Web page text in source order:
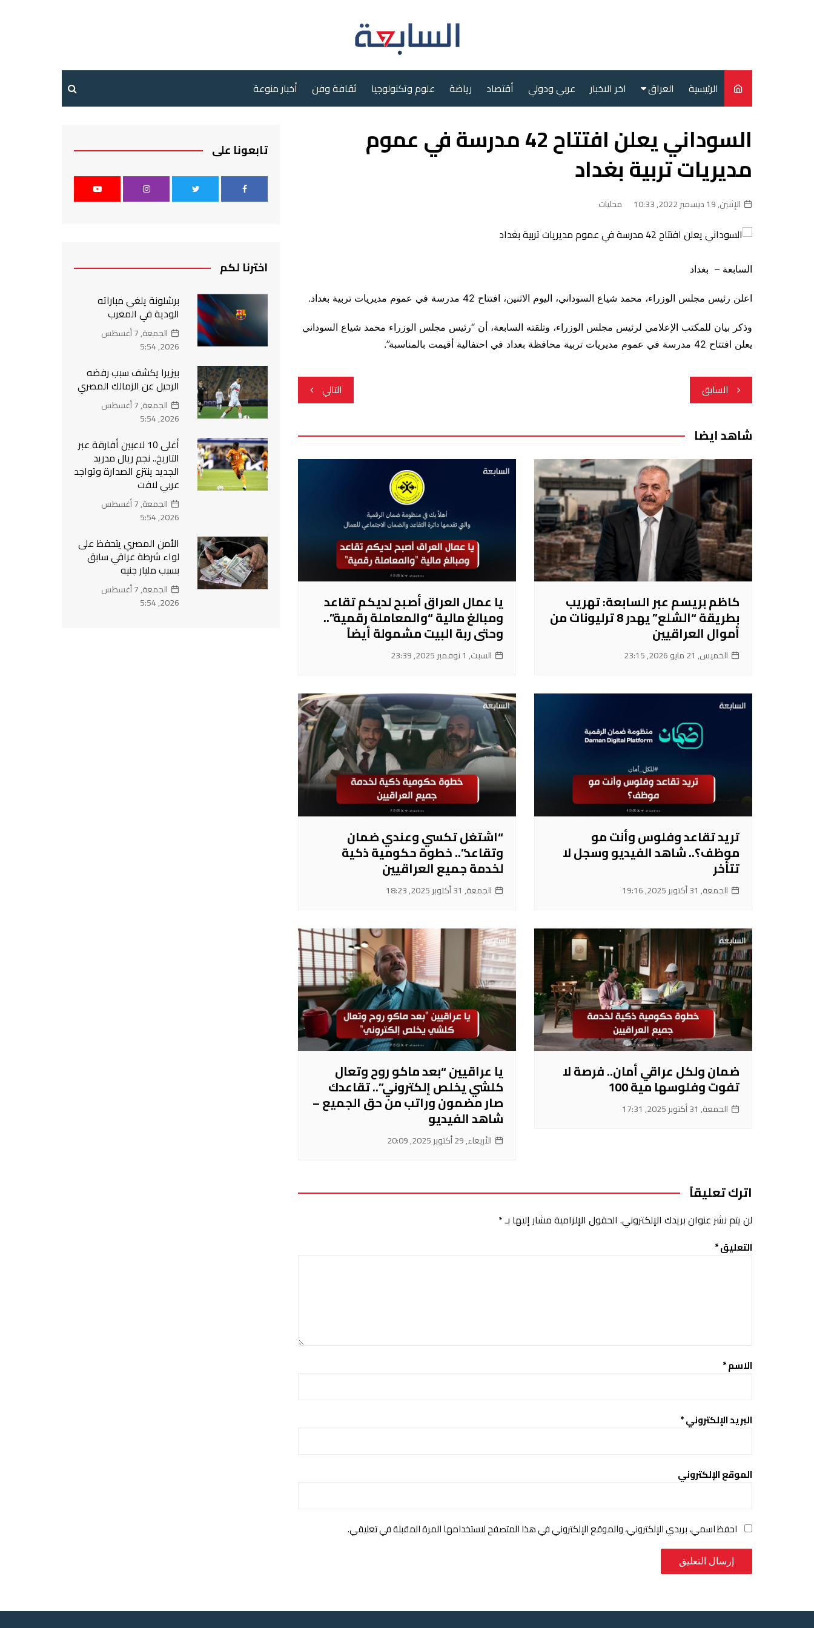
الرئيسية العراق
سياسة
محليات
اخر الاخبار عربي ودولي أقتصاد رياضة علوم وتكنولوجيا ثقافة وفن أخبار منوعة
السوداني يعلن افتتاح 42 مدرسة في عموم
مديريات تربية بغداد
الإثنين, 19 ديسمبر 2022, 10:33 محليات
السابعة – بغداد
اعلن رئيس مجلس الوزراء، محمد شياع السوداني، اليوم الاثنين، افتتاح 42 مدرسة في عموم مديريات تربية بغداد.
وذكر بيان للمكتب الإعلامي لرئيس مجلس الوزراء، وتلقته السابعة، أن “رئيس مجلس الوزراء محمد شياع السوداني
يعلن افتتاح 42 مدرسة في عموم مديريات تربية محافظة بغداد في احتفالية أقيمت بالمناسبة”.
تصفّح
المقالات
السابق التالي
شاهد ايضا
كاظم بريسم عبر السابعة: تهريب
بطريقة “الشلع” يهدر 8 ترليونات من
أموال العراقيين
الخميس, 21 مايو 2026, 23:15
يا عمال العراق أصبح لديكم تقاعد
ومبالغ مالية “والمعاملة رقمية”..
وحتى ربة البيت مشمولة أيضاً
السبت, 1 نوفمبر 2025, 23:39
تريد تقاعد وفلوس وأنت مو
موظف؟.. شاهد الفيديو وسجل لا
تتأخر
الجمعة, 31 أكتوبر 2025, 19:16
“اشتغل تكسي وعندي ضمان
وتقاعد”.. خطوة حكومية ذكية
لخدمة جميع العراقيين
الجمعة, 31 أكتوبر 2025, 18:23
ضمان ولكل عراقي أمان.. فرصة لا
تفوت وفلوسها مية 100
الجمعة, 31 أكتوبر 2025, 17:31
يا عراقيين “بعد ماكو روح وتعال
كلشي يخلص إلكتروني”.. تقاعدك
صار مضمون وراتب من حق الجميع –
شاهد الفيديو
الأربعاء, 29 أكتوبر 2025, 20:09
اترك تعليقاً
لن يتم نشر عنوان بريدك الإلكتروني. الحقول الإلزامية مشار إليها بـ*
التعليق*
الاسم*
البريد الإلكتروني*
الموقع الإلكتروني
احفظ اسمي، بريدي الإلكتروني، والموقع الإلكتروني في هذا المتصفح لاستخدامها المرة المقبلة في تعليقي.
تابعونا على
اخترنا لكم
برشلونة يلغي مباراته
الودية في المغرب
الجمعة, 7 أغسطس
2026, 5:54
بيزيرا يكشف سبب رفضه
الرحيل عن الزمالك المصري
الجمعة, 7 أغسطس
2026, 5:54
أغلى 10 لاعبين أفارقة عبر
التاريخ.. نجم ريال مدريد
الجديد ينتزع الصدارة وتواجد
عربي لافت
الجمعة, 7 أغسطس
2026, 5:54
الأمن المصري يتحفظ على
لواء شرطة عراقي سابق
بسبب مليار جنيه
الجمعة, 7 أغسطس
2026, 5:54